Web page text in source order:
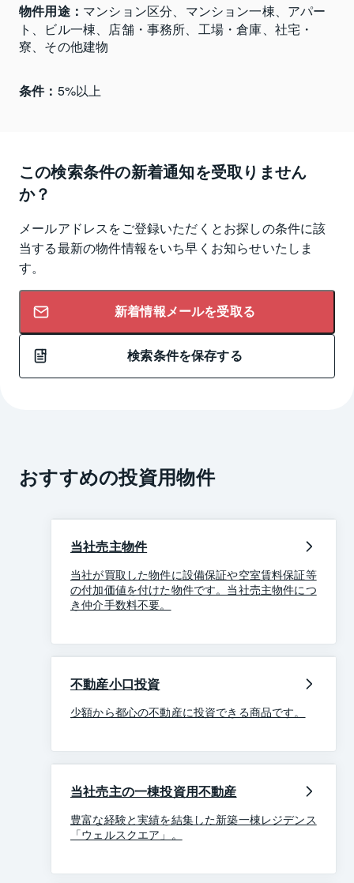
物件用途： マンション区分、マンション一棟、アパー
ト、ビル一棟、店舗・事務所、工場・倉庫、社宅・
寮、その他建物
条件： 5%以上
この検索条件の新着通知を受取りません
か？
メールアドレスをご登録いただくとお探しの条件に該
当する最新の物件情報をいち早くお知らせいたしま
す。
新着情報メールを受取る
検索条件を保存する
おすすめの投資用物件
当社売主物件
当社が買取した物件に設備保証や空室賃料保証等
の付加価値を付けた物件です。当社売主物件につ
き仲介手数料不要。
不動産小口投資
少額から都心の不動産に投資できる商品です。
当社売主の一棟投資用不動産
豊富な経験と実績を結集した新築一棟レジデンス
「ウェルスクエア」。